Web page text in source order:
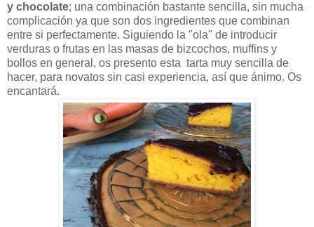
y chocolate; una combinación bastante sencilla, sin mucha
complicación ya que son dos ingredientes que combinan
entre si perfectamente. Siguiendo la "ola" de introducir
verduras o frutas en las masas de bizcochos, muffins y
bollos en general, os presento esta tarta muy sencilla de
hacer, para novatos sin casi experiencia, así que ánimo. Os
encantará.